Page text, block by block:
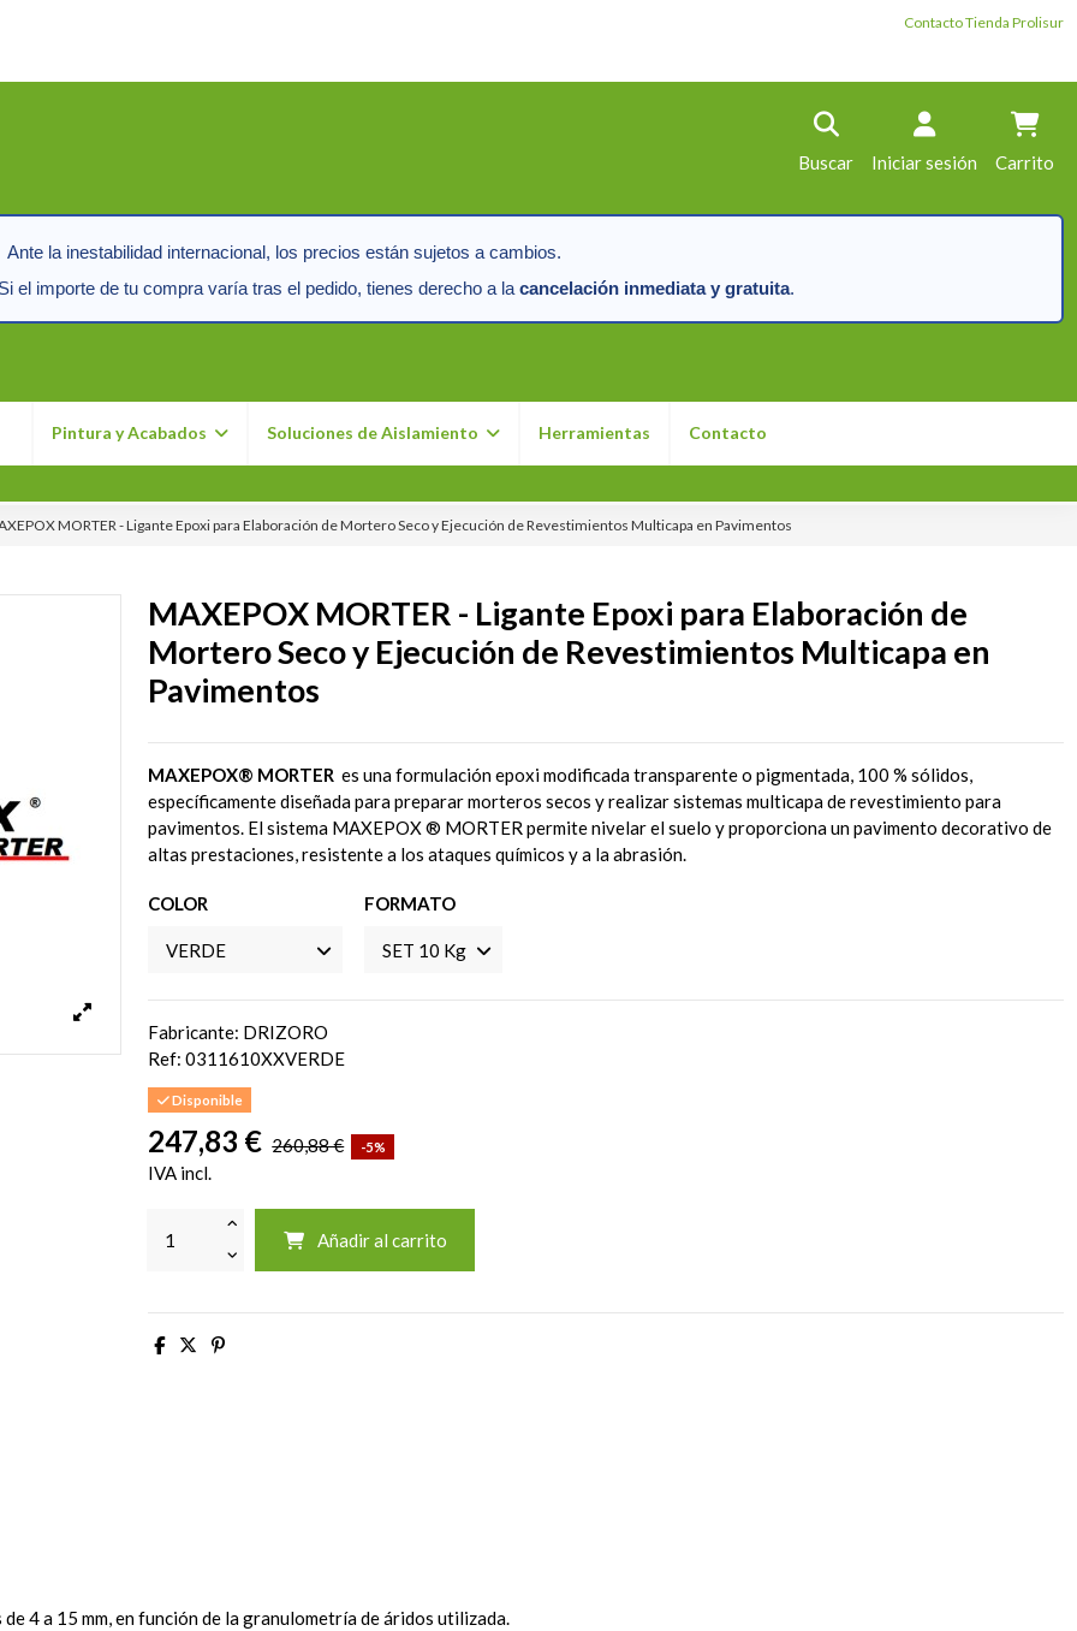
Contacto Tienda Prolisur
Buscar Iniciar sesión Carrito
Ante la inestabilidad internacional, los precios están sujetos a cambios.
el importe de tu compra varía tras el pedido, tienes derecho a la cancelación inmediata y gratuita.
Pintura y Acabados Soluciones de Aislamiento Herramientas Contacto
MORTER - Ligante Epoxi para Elaboración de Mortero Seco y Ejecución de Revestimientos Multicapa en Pavimentos
MAXEPOX MORTER - Ligante Epoxi para Elaboración de
Mortero Seco y Ejecución de Revestimientos Multicapa en
Pavimentos
MAXEPOX® MORTERes una formulación epoxi modificada transparente o pigmentada, 100 % sólidos,
específicamente diseñada para preparar morteros secos y realizar sistemas multicapa de revestimiento para
pavimentos. El sistema MAXEPOX ® MORTER permite nivelar el suelo y proporciona un pavimento decorativo de
altas prestaciones, resistente a los ataques químicos y a la abrasión.
COLOR FORMATO
Fabricante: DRIZORO
Ref: 0311610XXVERDE
Disponible
247,83 € 260,88 € -5%
IVA incl.
Añadir al carrito
4 a 15 mm, en función de la granulometría de áridos utilizada.